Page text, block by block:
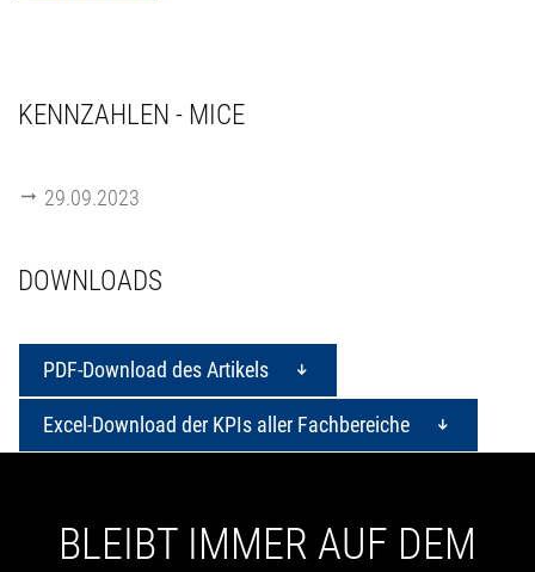
KENNZAHLEN - MICE
29.09.2023
DOWNLOADS
PDF-Download des Artikels
Excel-Download der KPIs aller Fachbereiche
BLEIBT IMMER AUF DEM